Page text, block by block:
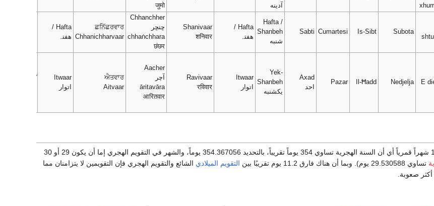
آدينه
जुमो
Subota
Is-Sibt
Cumartesi
Sabti
Hafta /
Shanbeh
شنبه
Hafta /
ھفتہ
Shanivaar
शनिवार
Chhanchher
ڇنڇر
chhaṅchhara
छंछर
ਛਨਿੱਛਰਵਾਰ
Chhanichharvaar
Hafta /
ھفتہ
E
Nedjelja
Il-Ħadd
Pazar
Axad
احد
Yek-
Shanbeh
یکشنبه
Itwaar
اتوار
Ravivaar
रविवार
Aacher
آچر
āritavāra
आरितवार
ਐਤਵਾਰ
Aitvaar
Itwaar
اتوار
يتكون التقويم الهجري من 12 شهراً قمرياً أي أن السنة الهجرية تساوي 354 يوماً تقريباً، بالتحديد 354.367056 يوماً، والشهر في التقويم الهجري إما أن يكون 29 أو 30
تساوي 29.530588 يوم). وبما أن هناك فارق 11.2 يوم تقريبًا بين التقويم الميلادي الشائع والتقويم الهجري فإن التقويمين لا يتزامنان مما
أكثر صعوبة.